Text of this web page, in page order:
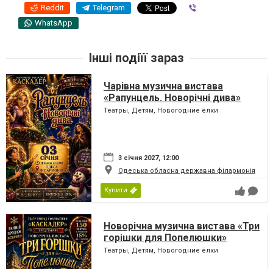
Reddit Telegram
WhatsApp
Інші подіїї зараз
Чарівна музична вистава
«Рапунцель. Новорічні дива»
Театры, Детям, Новогодние ёлки
3 січня 2027, 12:00
Одеська обласна державна філармонія
Купити
Новорічна музична вистава «Три
горішки для Попелюшки»
Театры, Детям, Новогодние ёлки